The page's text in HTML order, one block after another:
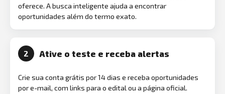
oferece. A busca inteligente ajuda a encontrar
oportunidades além do termo exato.
2 Ative o teste e receba alertas
Crie sua conta grátis por 14 dias e receba oportunidades
por e-mail, com links para o edital ou a página oficial.